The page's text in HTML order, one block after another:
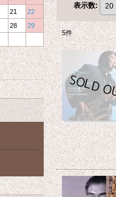
21
22
28
29
表示数:
5件